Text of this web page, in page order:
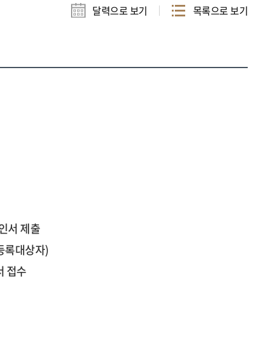
달력으로 보기 목록으로 보기
서 제출
록대상자)
접수